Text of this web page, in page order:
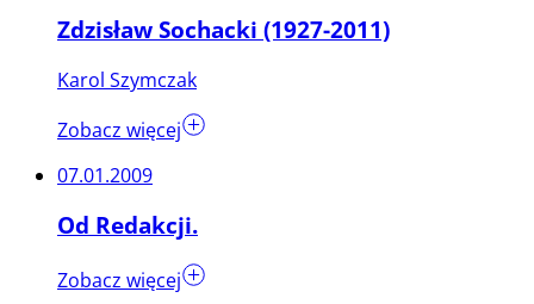
Zdzisław Sochacki (1927-2011)
Karol Szymczak
Zobacz więcej
07.01.2009
Od Redakcji.
Zobacz więcej